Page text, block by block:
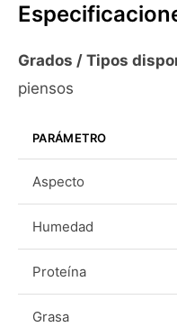
Grados / Tipos
piensos
PARÁMETRO
Aspecto
Humedad
Proteína
Grasa